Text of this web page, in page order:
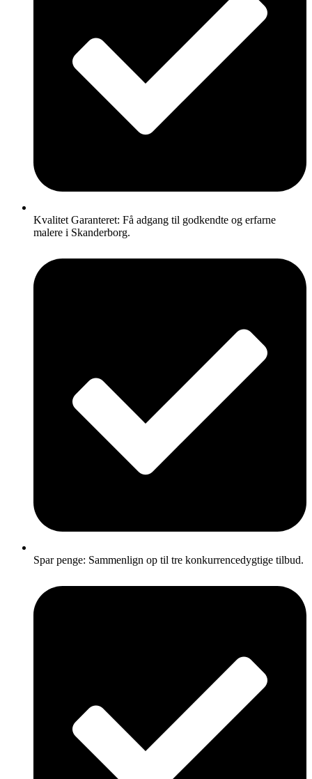
Kvalitet Garanteret: Få adgang til godkendte og erfarne
malere i Skanderborg.
Spar penge: Sammenlign op til tre konkurrencedygtige tilbud.